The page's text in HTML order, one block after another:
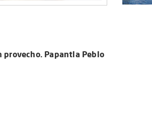
provecho. Papantla Peblo